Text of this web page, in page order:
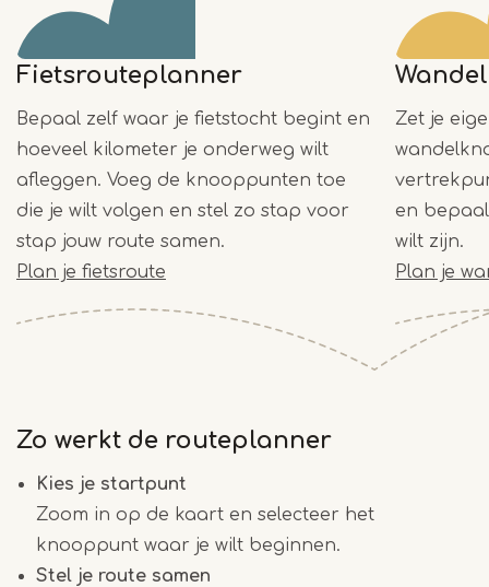
Fietsrouteplanner
Bepaal zelf waar je fietstocht begint en
hoeveel kilometer je onderweg wilt
afleggen. Voeg de knooppunten toe
die je wilt volgen en stel zo stap voor
stap jouw route samen.
Plan je fietsroute
Zet je
en
wilt zijn.
Plan je
Zo werkt de routeplanner
Kies je startpunt
Zoom in op de kaart en selecteer het
knooppunt waar je wilt beginnen.
Stel je route samen